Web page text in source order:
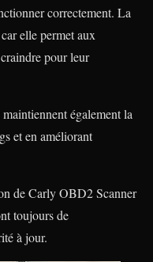
correctement. La
elle permet aux
pour leur
également la
et en améliorant
de Carly OBD2 Scanner
toujours de
à jour.